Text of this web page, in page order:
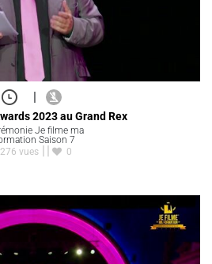
|
2023 au Grand Rex
Je filme ma
Saison 7
vues
0